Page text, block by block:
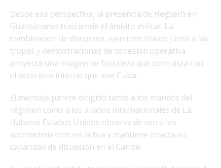
Desde esa perspectiva, la presencia de Hegseth en
Guantánamo trasciende el ámbito militar. La
combinación de discursos, ejercicios físicos junto a las
tropas y demostraciones de cohesión operativa
proyecta una imagen de fortaleza que contrasta con
el deterioro interno que vive Cuba.
El mensaje parece dirigido tanto a los mandos del
régimen como a los aliados internacionales de La
Habana: Estados Unidos observa de cerca los
acontecimientos en la Isla y mantiene intacta su
capacidad de disuasión en el Caribe.